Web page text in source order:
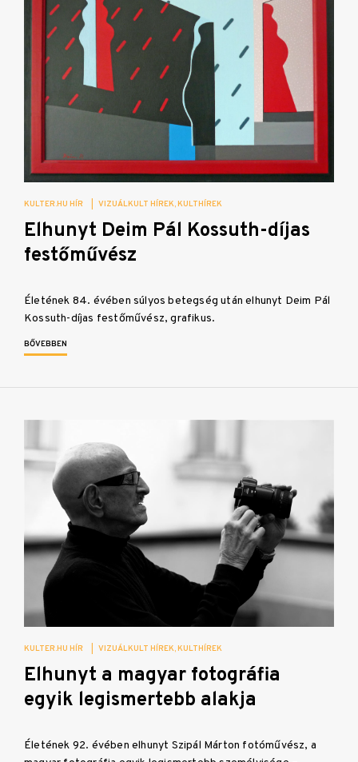
KULTER.HU HÍR VIZUÁLKULT HÍREK KULTHÍREK
Elhunyt Deim Pál Kossuth-díjas
festőművész
Életének 84. évében súlyos betegség után elhunyt Deim Pál
Kossuth-díjas festőművész, grafikus.
BŐVEBBEN
KULTER.HU HÍR VIZUÁLKULT HÍREK KULTHÍREK
Elhunyt a magyar fotográfia
egyik legismertebb alakja
Életének 92. évében elhunyt Szipál Márton fotóművész, a